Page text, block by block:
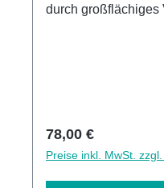
durch großflächiges
Regulärer Preis:
78,00 €
Preise inkl. MwSt.